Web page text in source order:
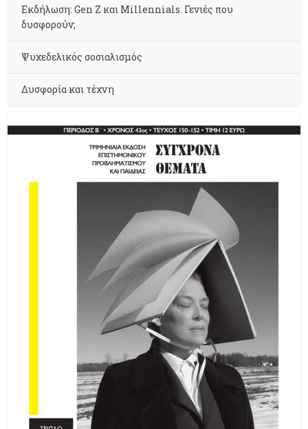
Εκδήλωση: Gen Z και Millennials. Γενιές που
δυσφορούν;
Ψυχεδελικός σοσιαλισμός
Δυσφορία και τέχνη